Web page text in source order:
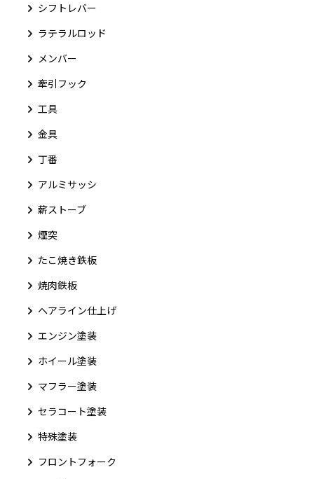
シフトレバー
ラテラルロッド
メンバー
牽引フック
工具
金具
丁番
アルミサッシ
薪ストーブ
煙突
たこ焼き鉄板
焼肉鉄板
ヘアライン仕上げ
エンジン塗装
ホイール塗装
マフラー塗装
セラコート塗装
特殊塗装
フロントフォーク